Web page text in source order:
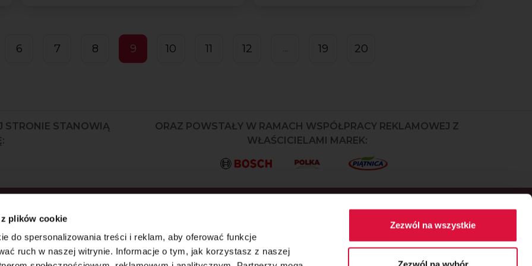
plików cookie
do spersonalizowania treści i reklam, aby oferować funkcje
ruch w naszej witrynie. Informacje o tym, jak korzystasz z naszej
Zezwól na wszystkie
Zezwól na wybór
6 7 8 9 10 11 12 ... 19 20
STRONIE STANOWIĄ
ORAZ POWSTAŁY W RAMACH WSPÓŁPRACY REKLAMOWEJ Z
WŁAŚCICIELAMI MAREK:
JAKO PIERWSZY
WYJĄTKOWE